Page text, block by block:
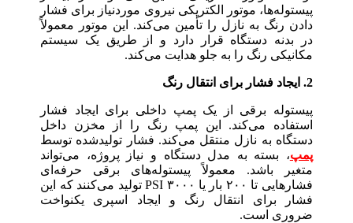
پیستوله‌ها، موتور الکتریکی نیروی موردنیاز برای فشار
دادن رنگ به نازل را تأمین می‌کند. این موتور معمولاً
در بدنه دستگاه قرار دارد و از طریق یک سیستم
مکانیکی رنگ را به جلو هدایت می‌کند.
2. ایجاد فشار برای انتقال رنگ
پیستوله برقی از یک پمپ داخلی برای ایجاد فشار
استفاده می‌کند. این پمپ رنگ را از مخزن داخل
دستگاه به نازل منتقل می‌کند. فشار تولیدشده توسط
پمپ، بسته به مدل دستگاه و نیاز پروژه، می‌تواند
متغیر باشد. معمولاً پیستوله‌های برقی حرفه‌ای
فشارهایی تا ۲۰۰ بار یا ۳۰۰۰ PSI تولید می‌کنند که این
فشار برای انتقال رنگ و ایجاد اسپری یکنواخت
ضروری است.